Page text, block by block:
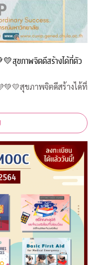
สุขภาพจิตดีสร้างได้ที่ตัว
สุขภาพจิตดีสร้างได้ที่